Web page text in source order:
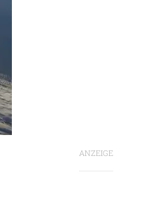
ANZEIGE